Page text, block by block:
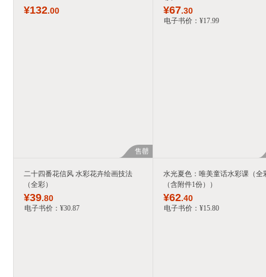
¥132.00
售罄
¥67.30
电子书价： ¥17.99
二十四番花信风 水彩花卉绘画技法
（全彩）
¥39.80
电子书价： ¥30.87
水光夏色：唯美童话水彩课（全
（含附件1份））
¥62.40
电子书价： ¥15.80